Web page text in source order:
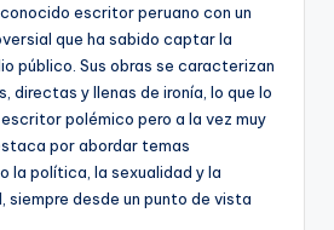
escritor peruano con un
que ha sabido captar la
público. Sus obras se caracterizan
directas y llenas de ironía, lo que lo
polémico pero a la vez muy
por abordar temas
la política, la sexualidad y la
siempre desde un punto de vista